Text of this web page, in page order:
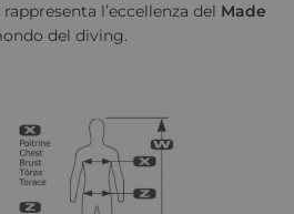
l’eccellenza del Made
del diving.